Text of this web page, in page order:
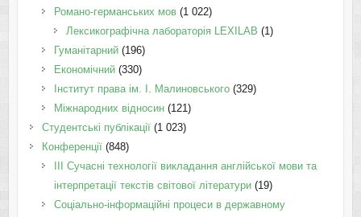
Романо-германських мов(1 022)
Лексикографічна лабораторія LEXILAB (1)
Гуманітарний(196)
Економічний(330)
Інститут права ім. І. Малиновського(329)
Міжнародних відносин(121)
Студентські публікації(1 023)
Конференції(848)
III Сучасні технології викладання англійської мови та
інтерпретації текстів світової літератури(19)
Соціально-інформаційні процеси в державному